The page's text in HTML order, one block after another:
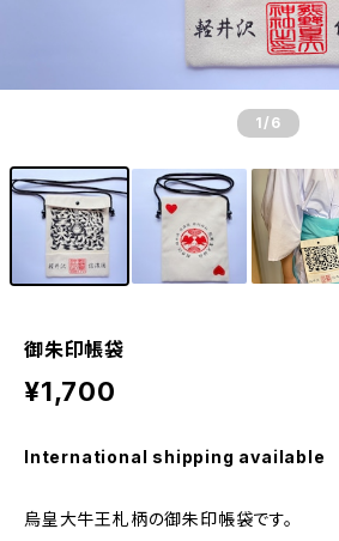
1 /6
御朱印帳袋
¥1,700
International shipping available
烏皇大牛王札柄の御朱印帳袋です。